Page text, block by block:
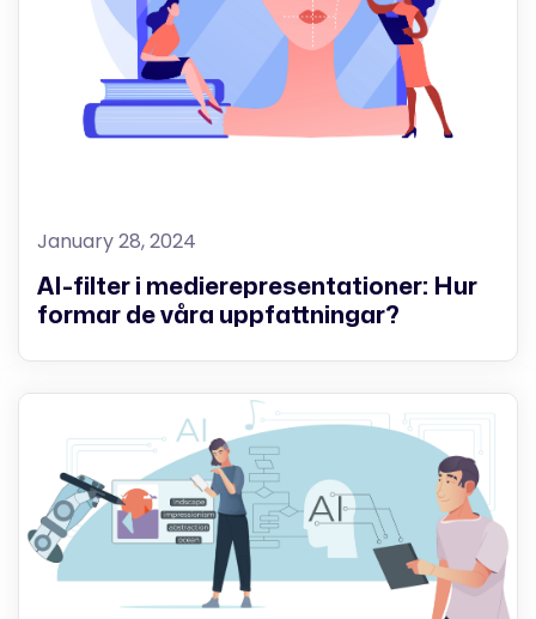
January 28, 2024
AI-filter i medierepresentationer: Hur
formar de våra uppfattningar?